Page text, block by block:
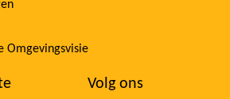
Omgevingsvisie
Volg ons